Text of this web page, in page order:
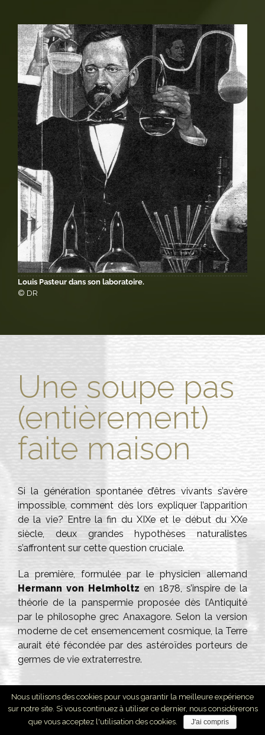
Louis Pasteur dans son laboratoire.
© DR
Une soupe pas
(entièrement)
faite maison
Si la génération spontanée d’êtres vivants s’avère
impossible, comment dès lors expliquer l’apparition
de la vie? Entre la fin du XIXe et le début du XXe
siècle, deux grandes hypothèses naturalistes
s’affrontent sur cette question cruciale.
La première, formulée par le physicien allemand
Hermann von Helmholtz en 1878, s’inspire de la
théorie de la panspermie proposée dès l’Antiquité
par le philosophe grec Anaxagore. Selon la version
moderne de cet ensemencement cosmique, la Terre
aurait été fécondée par des astéroïdes porteurs de
germes de vie extraterrestre.
Nous utilisons des cookies pour vous garantir la meilleure expérience
sur notre site. Si vous continuez à utiliser ce dernier, nous considérerons
que vous acceptez l'utilisation des cookies.
J'ai compris